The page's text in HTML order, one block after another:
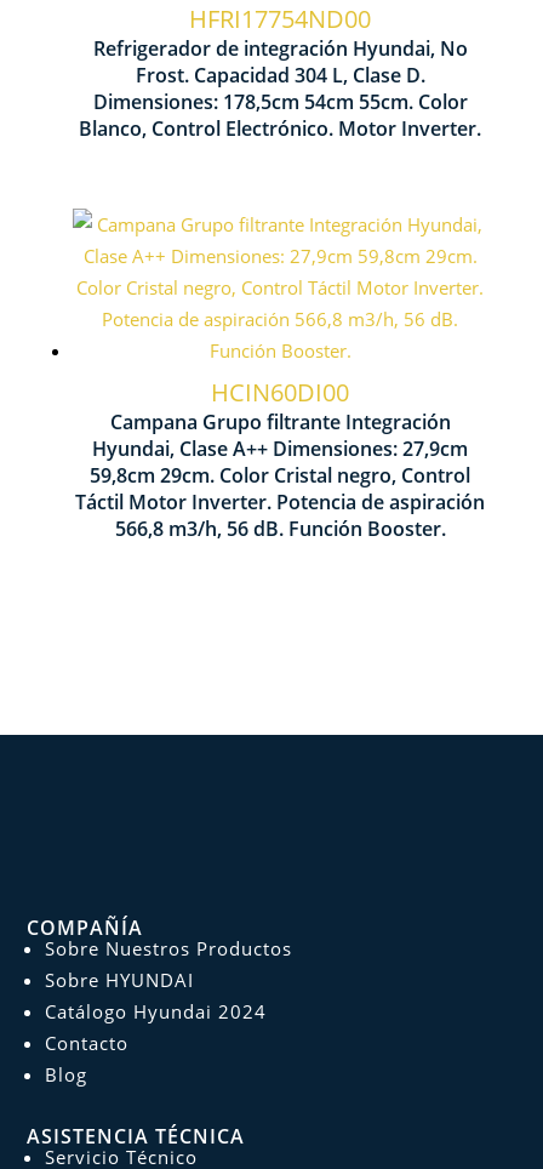
HFRI17754ND00
Refrigerador de integración Hyundai, No
Frost. Capacidad 304 L, Clase D.
Dimensiones: 178,5cm 54cm 55cm. Color
Blanco, Control Electrónico. Motor Inverter.
Ventilación Multi Air Flow
Motor Inverter
HCIN60DI00
Campana Grupo filtrante Integración
Hyundai, Clase A++ Dimensiones: 27,9cm
59,8cm 29cm. Color Cristal negro, Control
Táctil Motor Inverter. Potencia de aspiración
566,8 m3/h, 56 dB. Función Booster.
Control Táctil
Nº Velocidades 3
Motor Inverter
Potencia aspiración 566,8m3/h
COMPAÑÍA
Sobre Nuestros Productos
Sobre HYUNDAI
Catálogo Hyundai 2024
Contacto
Blog
ASISTENCIA TÉCNICA
Servicio Técnico